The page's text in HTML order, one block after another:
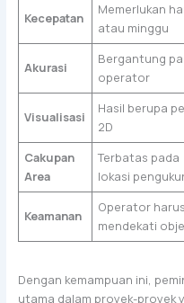
Kecepatan
Memerlukan
atau minggu
Akurasi
Bergantung
operator
Visualisasi
Hasil berupa
2D
Cakupan
Area
Terbatas pada
lokasi
Keamanan
Operator harus
mendekati
Dengan kemampuan ini,
utama dalam proyek-proyek